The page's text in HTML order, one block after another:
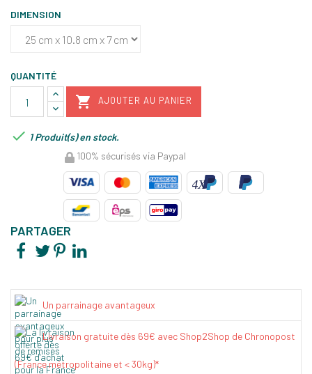
DIMENSION
QUANTITÉ
 AJOUTER AU PANIER
 1 Produit(s) en stock.
100% sécurisés via Paypal
PARTAGER
Un parrainage avantageux
Livraison gratuite dès 69€ avec Shop2Shop de Chronopost
(France métropolitaine et < 30kg)*